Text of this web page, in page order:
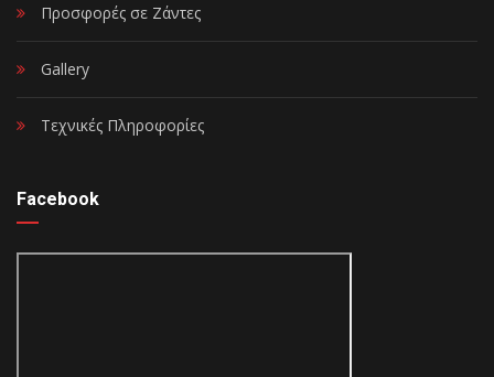
Προσφορές σε Ζάντες
Gallery
Τεχνικές Πληροφορίες
Facebook